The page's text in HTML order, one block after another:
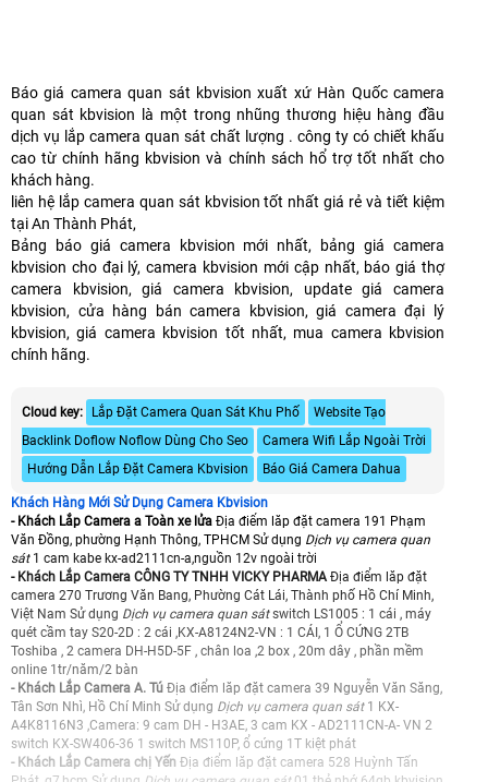
Báo giá camera quan sát kbvision xuất xứ Hàn Quốc camera
quan sát kbvision là một trong nhũng thương hiệu hàng đầu
dịch vụ lắp camera quan sát chất lượng . công ty có chiết khấu
cao từ chính hãng kbvision và chính sách hổ trợ tốt nhất cho
khách hàng.
liên hệ lắp camera quan sát kbvision tốt nhất giá rẻ và tiết kiệm
tại An Thành Phát,
Bảng báo giá camera kbvision mới nhất, bảng giá camera
kbvision cho đại lý, camera kbvision mới cập nhất, báo giá thợ
camera kbvision, giá camera kbvision, update giá camera
kbvision, cửa hàng bán camera kbvision, giá camera đại lý
kbvision, giá camera kbvision tốt nhất, mua camera kbvision
chính hãng.
Cloud key: Lắp Đặt Camera Quan Sát Khu Phố
Website Tạo
Backlink Doflow Noflow Dùng Cho Seo
Camera Wifi Lắp Ngoài Trời
Hướng Dẫn Lắp Đặt Camera Kbvision
Báo Giá Camera Dahua
Khách Hàng Mới Sử Dụng Camera Kbvision
- Khách Lắp Camera a Toàn xe lửa Địa điểm lăp đặt camera 191 Phạm
Văn Đồng, phường Hạnh Thông, TPHCM Sử dụng Dịch vụ camera quan
sát 1 cam kabe kx-ad2111cn-a,nguồn 12v ngoài trời
- Khách Lắp Camera CÔNG TY TNHH VICKY PHARMA Địa điểm lăp đặt
camera 270 Trương Văn Bang, Phường Cát Lái, Thành phố Hồ Chí Minh,
Việt Nam Sử dụng Dịch vụ camera quan sátswitch LS1005 : 1 cái , máy
quét cầm tay S20-2D : 2 cái ,KX-A8124N2-VN : 1 CÁI, 1 Ổ CỨNG 2TB
Toshiba , 2 camera DH-H5D-5F , chân loa ,2 box , 20m dây , phần mềm
online 1tr/năm/2 bàn
- Khách Lắp Camera A. Tú Địa điểm lăp đặt camera 39 Nguyễn Văn Săng,
Tân Sơn Nhì, Hồ Chí Minh Sử dụng Dịch vụ camera quan sát 1 KX-
A4K8116N3 ,Camera: 9 cam DH - H3AE, 3 cam KX - AD2111CN-A- VN 2
switch KX-SW406-36 1 switch MS110P, ổ cứng 1T kiệt phát
- Khách Lắp Camera chị Yến Địa điểm lăp đặt camera 528 Huỳnh Tấn